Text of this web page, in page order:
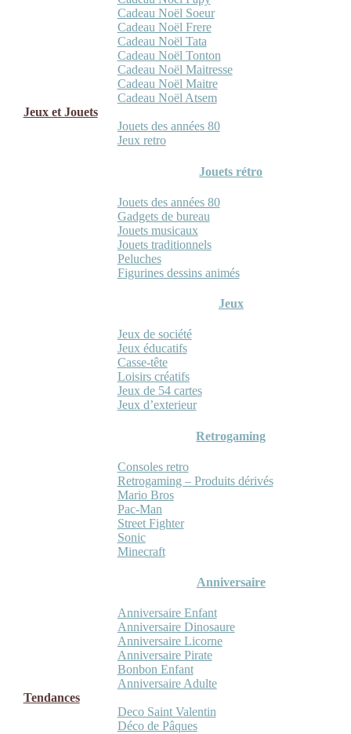
Cadeau Noël Soeur
Cadeau Noël Frere
Cadeau Noël Tata
Cadeau Noël Tonton
Cadeau Noël Maitresse
Cadeau Noël Maitre
Cadeau Noël Atsem
Jeux et Jouets
Jouets des années 80
Jeux retro
Jouets rétro
Jouets des années 80
Gadgets de bureau
Jouets musicaux
Jouets traditionnels
Peluches
Figurines dessins animés
Jeux
Jeux de société
Jeux éducatifs
Casse-tête
Loisirs créatifs
Jeux de 54 cartes
Jeux d’exterieur
Retrogaming
Consoles retro
Retrogaming – Produits dérivés
Mario Bros
Pac-Man
Street Fighter
Sonic
Minecraft
Anniversaire
Anniversaire Enfant
Anniversaire Dinosaure
Anniversaire Licorne
Anniversaire Pirate
Bonbon Enfant
Anniversaire Adulte
Tendances
Deco Saint Valentin
Déco de Pâques